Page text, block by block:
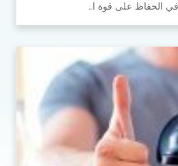
في الحفاظ على قوة ا…